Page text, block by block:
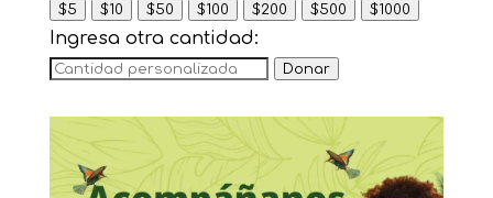
$5 $10 $50 $100 $200 $500 $1000
Ingresa otra cantidad:
Donar